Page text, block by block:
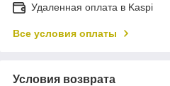
Удаленная оплата в Kaspi
Все условия оплаты
Условия возврата